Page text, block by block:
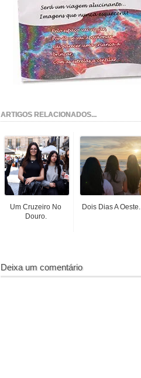
ARTIGOS RELACIONADOS...
Um Cruzeiro No
Douro.
Dois Dias A Oeste.
Deixa um comentário